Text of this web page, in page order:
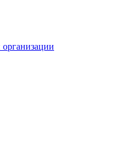
организации